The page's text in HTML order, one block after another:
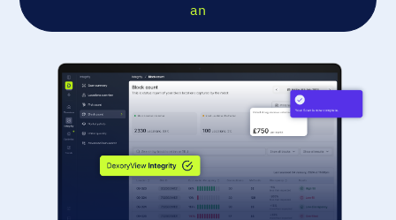
an